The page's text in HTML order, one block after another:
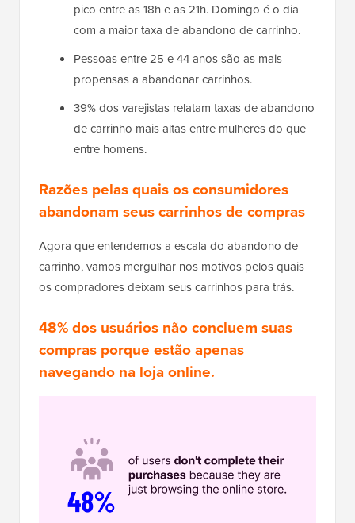
pico entre as 18h e as 21h. Domingo é o dia
com a maior taxa de abandono de carrinho.
Pessoas entre 25 e 44 anos são as mais
propensas a abandonar carrinhos.
39% dos varejistas relatam taxas de abandono
de carrinho mais altas entre mulheres do que
entre homens.
Razões pelas quais os consumidores
abandonam seus carrinhos de compras
Agora que entendemos a escala do abandono de
carrinho, vamos mergulhar nos motivos pelos quais
os compradores deixam seus carrinhos para trás.
48% dos usuários não concluem suas
compras porque estão apenas
navegando na loja online.